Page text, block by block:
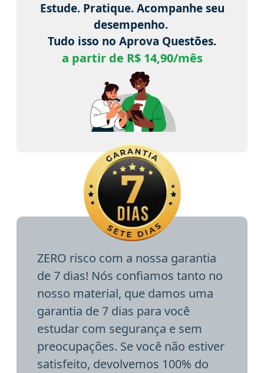
Estude. Pratique. Acompanhe seu
desempenho.
Tudo isso no Aprova Questões.
a partir de R$ 14,90/mês
ZERO risco com a nossa garantia
de 7 dias! Nós confiamos tanto no
nosso material, que damos uma
garantia de 7 dias para você
estudar com segurança e sem
preocupações. Se você não estiver
satisfeito, devolvemos 100% do